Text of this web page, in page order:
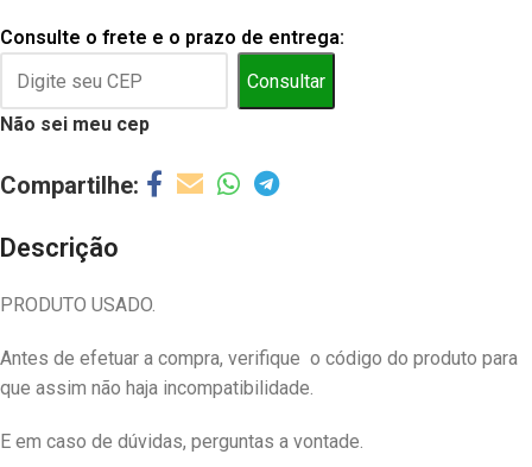
Consulte o frete e o prazo de entrega:
Consultar
Não sei meu cep
Descrição
PRODUTO USADO.
Antes de efetuar a compra, verifique o código do produto para
que assim não haja incompatibilidade.
E em caso de dúvidas, perguntas a vontade.